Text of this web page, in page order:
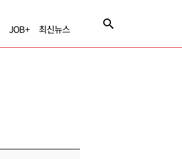
JOB+ 최신뉴스